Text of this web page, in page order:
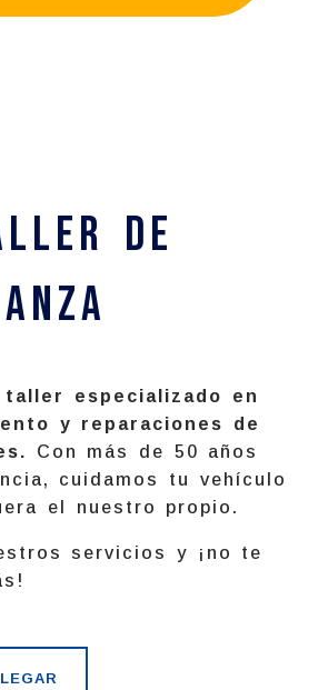
de
taller especializado en
y reparaciones de
Con más de 50 años
cuidamos tu vehículo
el nuestro propio.
servicios y ¡no te